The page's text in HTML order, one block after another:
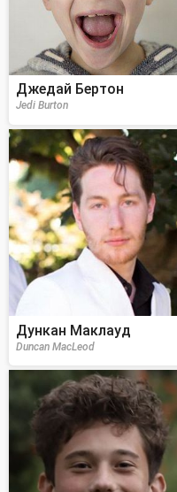
Джедай Бертон
Jedi Burton
Дункан Маклауд
Duncan MacLeod